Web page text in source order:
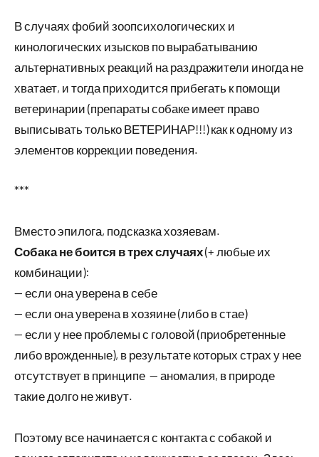
В случаях фобий зоопсихологических и
кинологических изысков по вырабатыванию
альтернативных реакций на раздражители иногда не
хватает, и тогда приходится прибегать к помощи
ветеринарии (препараты собаке имеет право
выписывать только ВЕТЕРИНАР!!!) как к одному из
элементов коррекции поведения.
***
Вместо эпилога, подсказка хозяевам.
Собака не боится в трех случаях(+ любые их
комбинации):
— если она уверена в себе
— если она уверена в хозяине (либо в стае)
— если у нее проблемы с головой (приобретенные
либо врожденные), в результате которых страх у нее
отсутствует в принципе — аномалия, в природе
такие долго не живут.
Поэтому все начинается с контакта с собакой и